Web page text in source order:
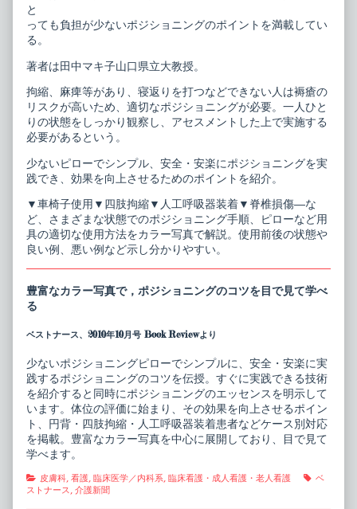
シ
ン
グ
published
on
＆
プ
ル
ポ
ジ
シ
ョ
ニ
ン
グ,
と
っても負担が少ないポジショニングのポイントを満載してい
る。
著者は田中マキ子山口県立大教授。
拘縮、麻痺等があり、寝返りを打つなどできない人は褥瘡の
リスクが高いため、適切なポジショニングが必要。一人ひと
りの状態をしっかり観察し、アセスメントした上で実施する
必要があるという。
少ないピローでシンプル、安全・安楽にポジショニングを実
践でき、効果を向上させるためのポイントを紹介。
▼車椅子使用▼四肢拘縮▼人工呼吸器装着▼脊椎損傷―な
ど、さまざまな状態でのポジショニング手順、ピローなど用
具の適切な使用方法をカラー写真で解説。使用前後の状態や
良い例、悪い例など示し分かりやすい。
豊富なカラー写真で，ポジショニングのコツを目で見て学べ
る
ベストナース、2010年10月号 Book Reviewより
少ないポジショニングピローでシンプルに、安全・安楽に実
践するポジショニングのコツを伝授。すぐに実践できる技術
を紹介すると同時にポジショニングのエッセンスを明示して
います。体位の評価に始まり、その効果を向上させるポイン
ト、円背・四肢拘縮・人工呼吸器装着患者などケース別対応
を掲載。豊富なカラー写真を中心に展開しており、目で見て
学べます。
Categories
皮膚科, 看護, 臨床医学／内科系, 臨床看護・成人看護・老人看護 Tags
ベ
ストナース, 介護新聞